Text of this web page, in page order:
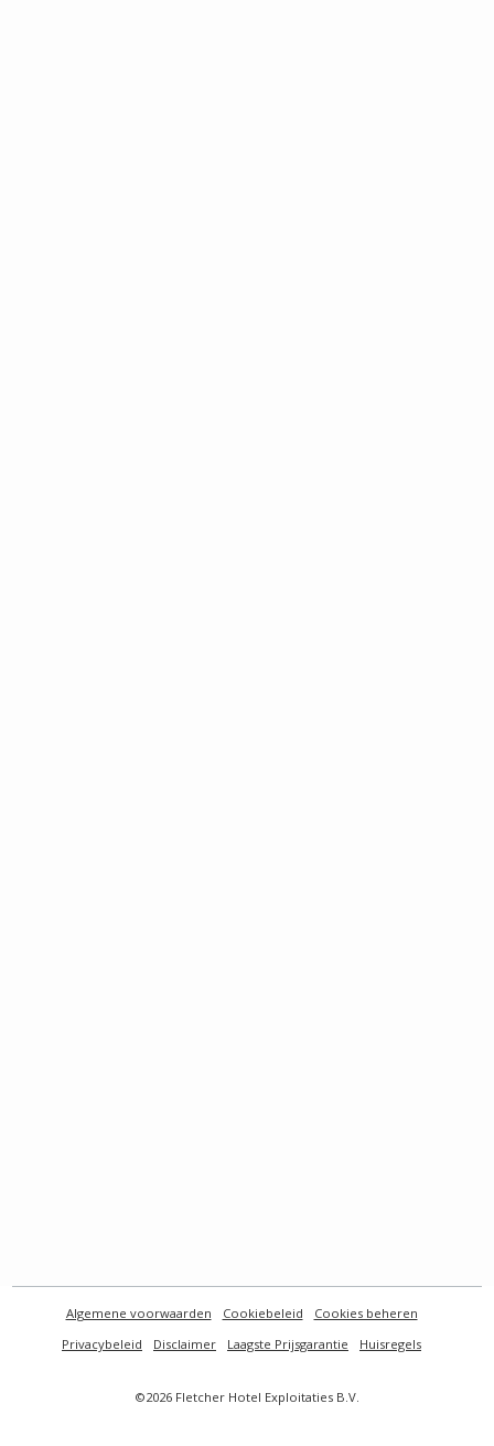
©2026 Fletcher Hotel Exploitaties B.V.
Algemene voorwaarden Cookiebeleid
Cookies beheren
Privacybeleid
Disclaimer Laagste Prijsgarantie Huisregels